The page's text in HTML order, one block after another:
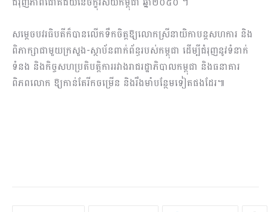
សម្ដេចបវរធិបតីក៏បានលើកទឹកចិត្តឱ្យលោកស្រីនាយិកាបន្តសហការ និង
ពិភាក្សាជាមួយក្រសួង-ស្ថាប័នពាក់ព័ន្ធរបស់កម្ពុជា ដើម្បីជំរុញនូវទំនាក់
ទំនង និងកិច្ចសហប្រតិបត្តិការរវាងរាជរដ្ឋាភិបាលកម្ពុជា និងធនាគារ
ពិភពលោក​ ឱ្យកាន់តែរីកចម្រើន និងរឹងមាំបន្ថែមទៀតផងដែរ៕